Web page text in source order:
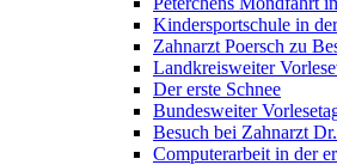
Kindersportschule in
Zahnarzt Poersch zu
Landkreisweiter
Der erste Schnee
Bundesweiter
Besuch bei Zahnarzt
Computerarbeit in der